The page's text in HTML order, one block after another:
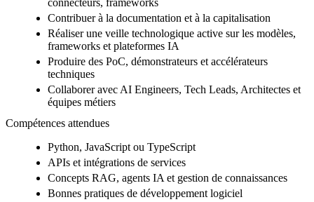
connecteurs, frameworks
Contribuer à la documentation et à la capitalisation
Réaliser une veille technologique active sur les modèles,
frameworks et plateformes IA
Produire des PoC, démonstrateurs et accélérateurs
techniques
Collaborer avec AI Engineers, Tech Leads, Architectes et
équipes métiers
Compétences attendues
Python, JavaScript ou TypeScript
APIs et intégrations de services
Concepts RAG, agents IA et gestion de connaissances
Bonnes pratiques de développement logiciel